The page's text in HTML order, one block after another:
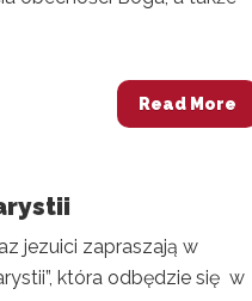
Read More
jezuici zapraszają w
która odbędzie się w